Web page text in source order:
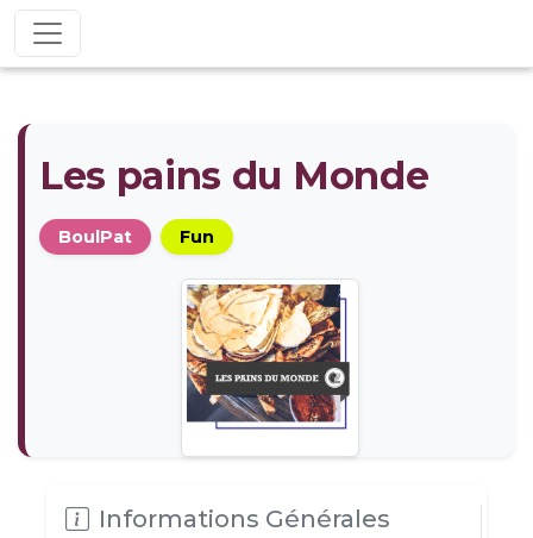
Les pains du Monde
BoulPat Fun
Informations Générales